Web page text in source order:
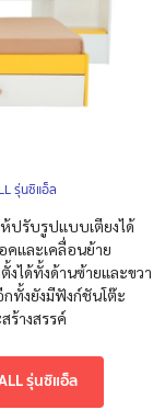
รุ่นซิแอ็ล
ปรับรูปแบบเตียงได้
คและเคลื่อนย้าย
งได้ทั้งด้านซ้ายและขวา
กทั้งยังมีฟังก์ชันโต๊ะ
ร้างสรรค์
รุ่นซิแอ็ล